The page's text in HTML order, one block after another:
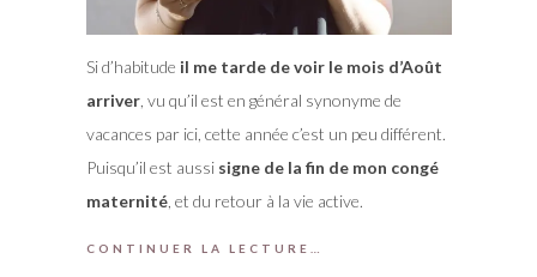
Si d’habitude il me tarde de voir le mois d’Août
arriver, vu qu’il est en général synonyme de
vacances par ici, cette année c’est un peu différent.
Puisqu’il est aussi signe de la fin de mon congé
maternité, et du retour à la vie active.
CONTINUER LA LECTURE…